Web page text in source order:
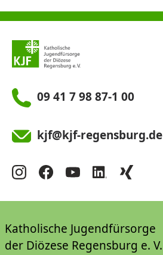
09 41 7 98 87-1 00
kjf@kjf-regensburg.de
Katholische Jugendfürsorge
der Diözese Regensburg e. V.